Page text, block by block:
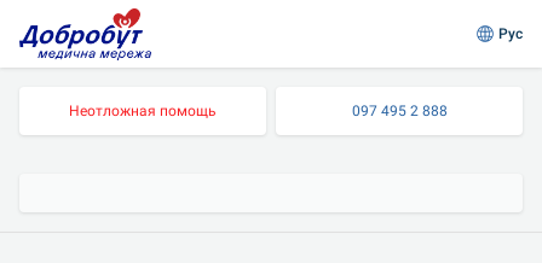
Рус
Неотложная помощь 097 495 2 888